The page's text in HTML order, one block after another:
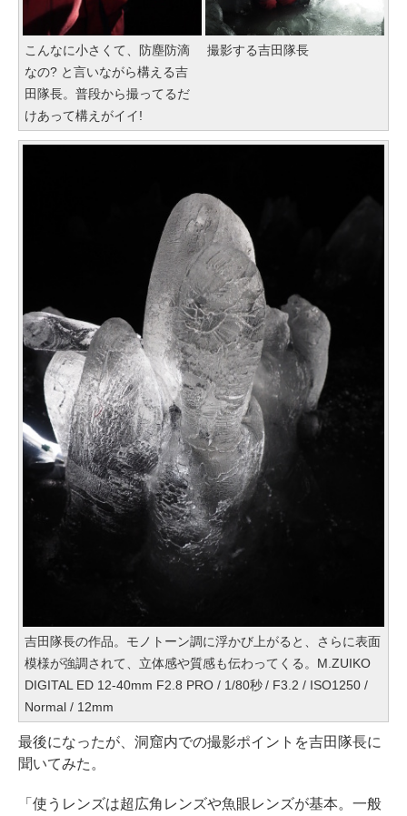
こんなに小さくて、防塵防滴
なの? と言いながら構える吉
田隊長。普段から撮ってるだ
けあって構えがイイ!
撮影する吉田隊長
吉田隊長の作品。モノトーン調に浮かび上がると、さらに表面
模様が強調されて、立体感や質感も伝わってくる。M.ZUIKO
DIGITAL ED 12-40mm F2.8 PRO / 1/80秒 / F3.2 / ISO1250 /
Normal / 12mm
最後になったが、洞窟内での撮影ポイントを吉田隊長に
聞いてみた。
「使うレンズは超広角レンズや魚眼レンズが基本。一般